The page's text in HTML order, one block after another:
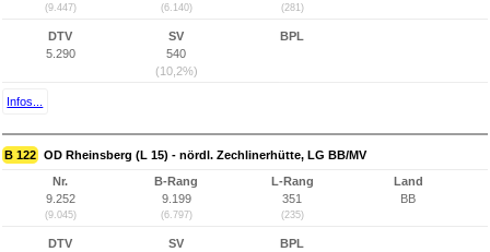
(9.447) (6.140) (281)
DTV
5.290
SV
540
(10,2%)
BPL
Infos...
B 122 OD Rheinsberg (L 15) - nördl. Zechlinerhütte, LG BB/MV
Nr.
9.252
(9.045)
B-Rang
9.199
(6.797)
L-Rang
351
(235)
Land
BB
DTV
SV
BPL